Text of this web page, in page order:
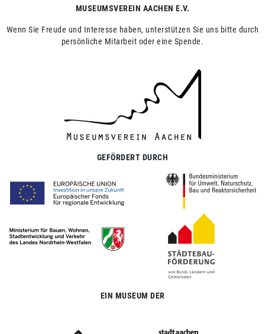
MUSEUMSVEREIN AACHEN E.V.
Wenn Sie Freude und Interesse haben, unterstützen Sie uns bitte durch
persönliche Mitarbeit oder eine Spende.
GEFÖRDERT DURCH
EIN MUSEUM DER